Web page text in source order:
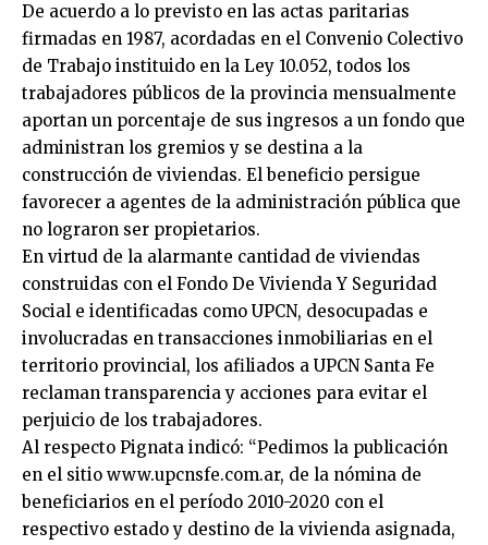
De acuerdo a lo previsto en las actas paritarias
firmadas en 1987, acordadas en el Convenio Colectivo
de Trabajo instituido en la Ley 10.052, todos los
trabajadores públicos de la provincia mensualmente
aportan un porcentaje de sus ingresos a un fondo que
administran los gremios y se destina a la
construcción de viviendas. El beneficio persigue
favorecer a agentes de la administración pública que
no lograron ser propietarios.
En virtud de la alarmante cantidad de viviendas
construidas con el Fondo De Vivienda Y Seguridad
Social e identificadas como UPCN, desocupadas e
involucradas en transacciones inmobiliarias en el
territorio provincial, los afiliados a UPCN Santa Fe
reclaman transparencia y acciones para evitar el
perjuicio de los trabajadores.
Al respecto Pignata indicó: “Pedimos la publicación
en el sitio www.upcnsfe.com.ar, de la nómina de
beneficiarios en el período 2010-2020 con el
respectivo estado y destino de la vivienda asignada,